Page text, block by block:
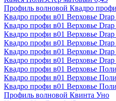
Профиль волновой Квадро
Квадро профи в01 Верховье Drap
Квадро профи в01 Верховье
Квадро профи в01 Верховье
Квадро профи в01 Верховье
Квадро профи в01 Верховье
Квадро профи в01 Верховье
Квадро профи в01 Верховье
Квадро профи в01 Верховье
Квадро профи в01 Верховье
Профиль волновой Квинта Уно